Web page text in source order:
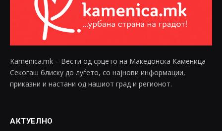
Kamenica.mk – Вести од срцето на Македонска Каменица
Секогаш блиску до луѓето, со најнови информации,
приказни и настани од нашиот град и регионот.
АКТУЕЛНО